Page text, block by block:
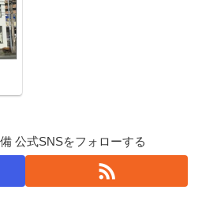
公式SNSをフォローする